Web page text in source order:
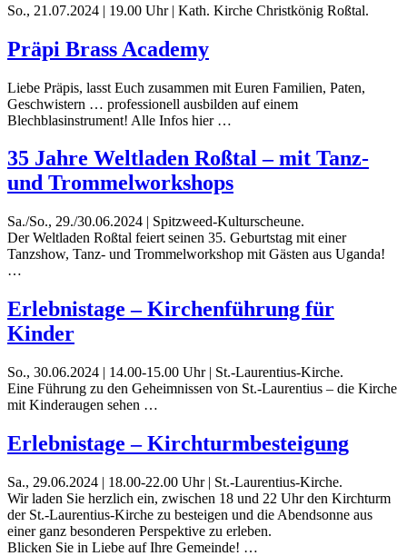
So., 21.07.2024 | 19.00 Uhr | Kath. Kirche Christkönig Roßtal.
Präpi Brass Academy
Liebe Präpis, lasst Euch zusammen mit Euren Familien, Paten,
Geschwistern … professionell ausbilden auf einem
Blechblasinstrument! Alle Infos hier …
35 Jahre Weltladen Roßtal – mit Tanz-
und Trommelworkshops
Sa./So., 29./30.06.2024 | Spitzweed-Kulturscheune.
Der Weltladen Roßtal feiert seinen 35. Geburtstag mit einer
Tanzshow, Tanz- und Trommelworkshop mit Gästen aus Uganda!
…
Erlebnistage – Kirchenführung für
Kinder
So., 30.06.2024 | 14.00-15.00 Uhr | St.-Laurentius-Kirche.
Eine Führung zu den Geheimnissen von St.-Laurentius – die Kirche
mit Kinderaugen sehen …
Erlebnistage – Kirchturmbesteigung
Sa., 29.06.2024 | 18.00-22.00 Uhr | St.-Laurentius-Kirche.
Wir laden Sie herzlich ein, zwischen 18 und 22 Uhr den Kirchturm
der St.-Laurentius-Kirche zu besteigen und die Abendsonne aus
einer ganz besonderen Perspektive zu erleben.
Blicken Sie in Liebe auf Ihre Gemeinde! …